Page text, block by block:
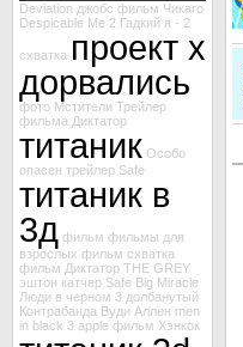
Deviation джобс фильм Чикаго
Despicable Me 2 Гадкий я - 2
схватка проект х
дорвались
фото Мстители Трейлер
фильма Диктатор
титаник Особо
опасен трейлер Safe
титаник в
3д фильм фильмы для
взрослых фильм схватка
фильм Диктатор THE GREY
эштон катчер Safe Big Miracle
Люди в черном 3 долбанутый
Контрабанда Вуди Аллен men
in black 3 apple фильм Хэнкок